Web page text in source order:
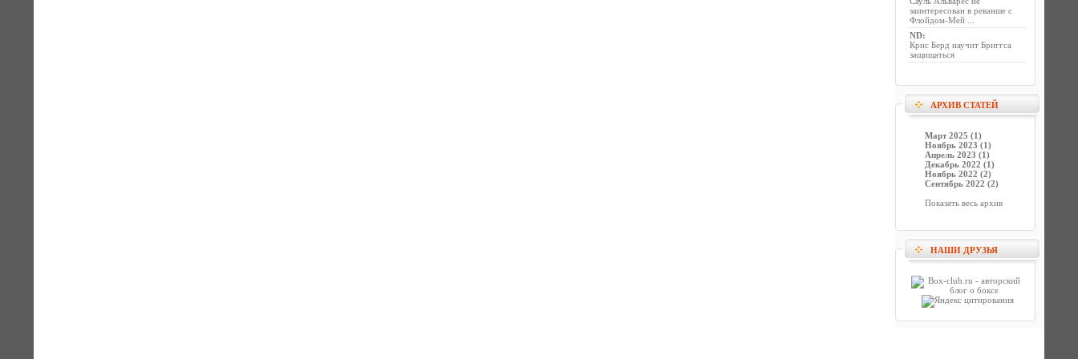
заинтересован в реванше с
Флойдом-Мей ...
ND:
Крис Берд научит Бриггса
защищаться
АРХИВ СТАТЕЙ
Март 2025 (1)
Ноябрь 2023 (1)
Апрель 2023 (1)
Декабрь 2022 (1)
Ноябрь 2022 (2)
Сентябрь 2022 (2)
Показать весь архив
НАШИ ДРУЗЬЯ